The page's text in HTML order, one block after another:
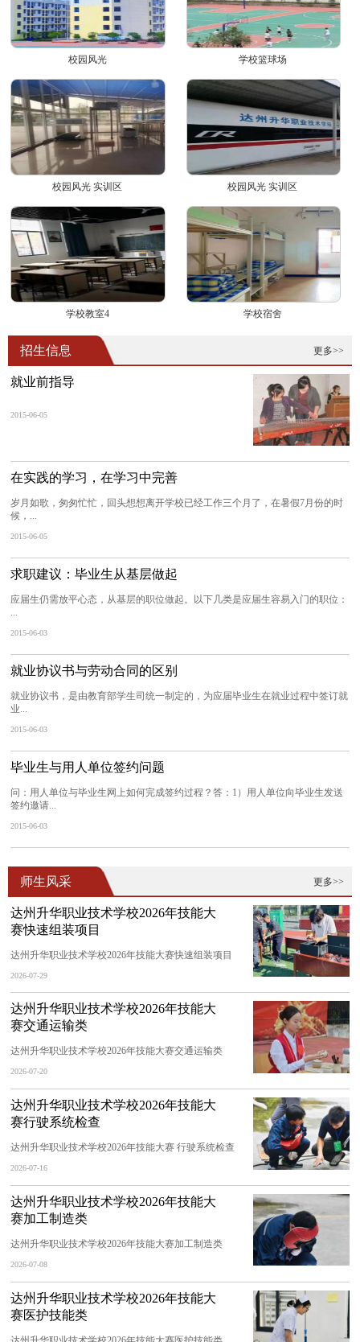
校园风光 学校篮球场
校园风光 实训区 校园风光 实训区
学校教室4 学校宿舍
更多>>
招生信息
就业前指导
2015-06-05
在实践的学习，在学习中完善
岁月如歌，匆匆忙忙，回头想想离开学校已经工作三个月了，在暑假7月份的时
候，...
2015-06-05
求职建议：毕业生从基层做起
应届生仍需放平心态，从基层的职位做起。以下几类是应届生容易入门的职位：
...
2015-06-03
就业协议书与劳动合同的区别
就业协议书，是由教育部学生司统一制定的，为应届毕业生在就业过程中签订就
业...
2015-06-03
毕业生与用人单位签约问题
问：用人单位与毕业生网上如何完成签约过程？答：1）用人单位向毕业生发送
签约邀请...
2015-06-03
更多>>
师生风采
达州升华职业技术学校2026年技能大
赛快速组装项目
达州升华职业技术学校2026年技能大赛快速组装项目
2026-07-29
达州升华职业技术学校2026年技能大
赛交通运输类
达州升华职业技术学校2026年技能大赛交通运输类
2026-07-20
达州升华职业技术学校2026年技能大
赛行驶系统检查
达州升华职业技术学校2026年技能大赛 行驶系统检查
2026-07-16
达州升华职业技术学校2026年技能大
赛加工制造类
达州升华职业技术学校2026年技能大赛加工制造类
2026-07-08
达州升华职业技术学校2026年技能大
赛医护技能类